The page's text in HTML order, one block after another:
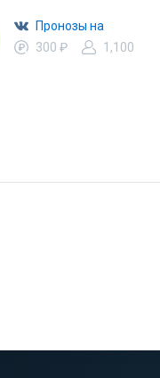
Пронозы на
300 ₽
1,100